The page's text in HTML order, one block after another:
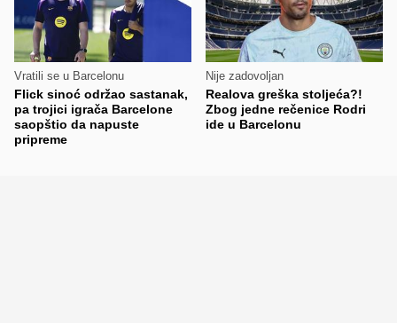
Vratili se u Barcelonu
Flick sinoć održao sastanak,
pa trojici igrača Barcelone
saopštio da napuste
pripreme
Nije zadovoljan
Realova greška stoljeća?!
Zbog jedne rečenice Rodri
ide u Barcelonu